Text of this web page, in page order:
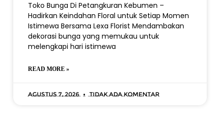
Toko Bunga Di Petangkuran Kebumen –
Hadirkan Keindahan Floral untuk Setiap Momen
Istimewa Bersama Lexa Florist Mendambakan
dekorasi bunga yang memukau untuk
melengkapi hari istimewa
READ MORE »
Agustus 7, 2026 Tidak ada komentar